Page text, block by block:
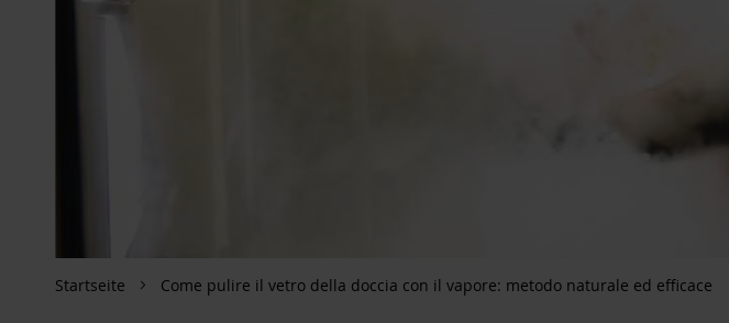
Startseite Come pulire il vetro della doccia con il vapore: metodo naturale ed efficace